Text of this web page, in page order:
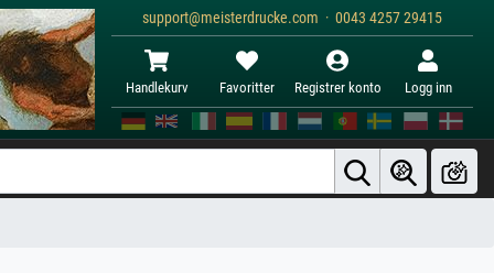
support@meisterdrucke.com · 0043 4257 29415
Handlekurv Favoritter Registrer konto Logg inn